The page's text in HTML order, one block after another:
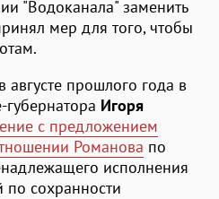
"Водоканала" заменить
мер для того, чтобы
прошлого года в
Игоря
с предложением
Романова по
исполнения
по сохранности